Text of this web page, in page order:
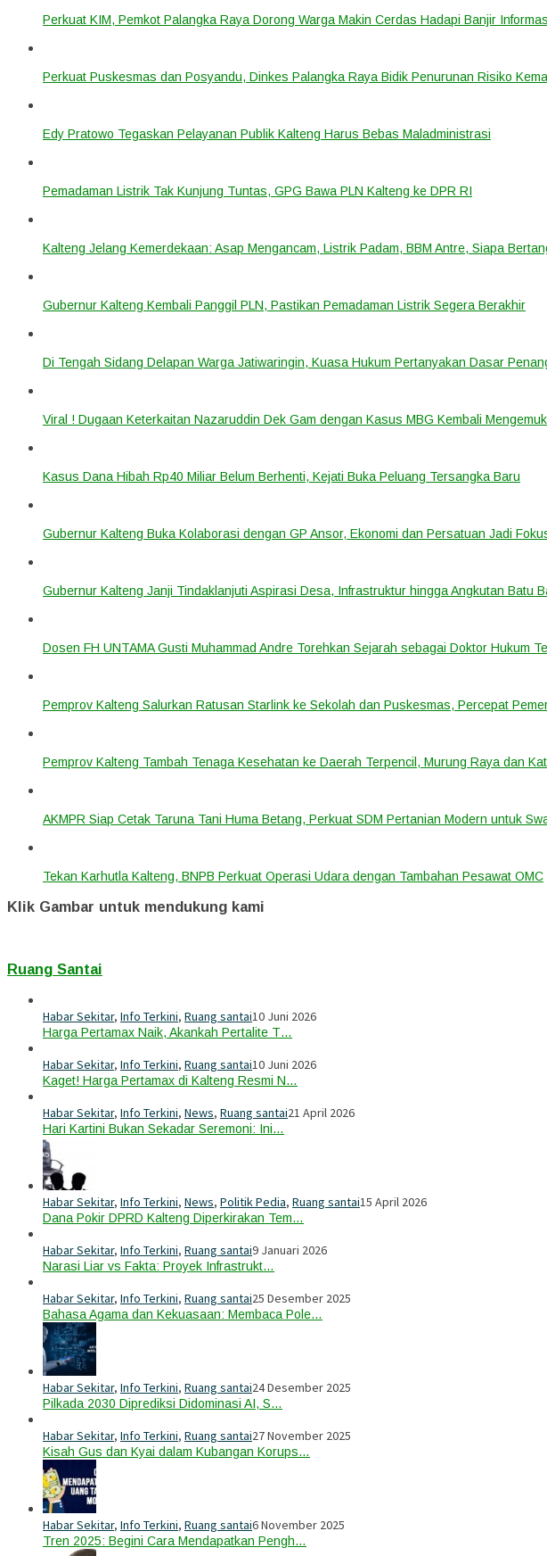
Perkuat KIM, Pemkot Palangka Raya Dorong Warga Makin Cerdas Hadapi Banjir
Perkuat Puskesmas dan Posyandu, Dinkes Palangka Raya Bidik Penurunan Risiko
Edy Pratowo Tegaskan Pelayanan Publik Kalteng Harus Bebas Maladministrasi
Pemadaman Listrik Tak Kunjung Tuntas, GPG Bawa PLN Kalteng ke DPR RI
Kalteng Jelang Kemerdekaan: Asap Mengancam, Listrik Padam, BBM Antre, Siapa
Gubernur Kalteng Kembali Panggil PLN, Pastikan Pemadaman Listrik Segera Berakhir
Di Tengah Sidang Delapan Warga Jatiwaringin, Kuasa Hukum Pertanyakan Dasar
Viral ! Dugaan Keterkaitan Nazaruddin Dek Gam dengan Kasus MBG Kembali
Kasus Dana Hibah Rp40 Miliar Belum Berhenti, Kejati Buka Peluang Tersangka Baru
Gubernur Kalteng Buka Kolaborasi dengan GP Ansor, Ekonomi dan Persatuan Jadi
Gubernur Kalteng Janji Tindaklanjuti Aspirasi Desa, Infrastruktur hingga Angkutan Batu
Dosen FH UNTAMA Gusti Muhammad Andre Torehkan Sejarah sebagai Doktor Hukum
Pemprov Kalteng Salurkan Ratusan Starlink ke Sekolah dan Puskesmas, Percepat
Pemprov Kalteng Tambah Tenaga Kesehatan ke Daerah Terpencil, Murung Raya dan
AKMPR Siap Cetak Taruna Tani Huma Betang, Perkuat SDM Pertanian Modern untuk
Tekan Karhutla Kalteng, BNPB Perkuat Operasi Udara dengan Tambahan Pesawat OMC
Klik Gambar untuk mendukung kami
Ruang Santai
Habar Sekitar, Info Terkini, Ruang santai10 Juni 2026
Harga Pertamax Naik, Akankah Pertalite T…
Habar Sekitar, Info Terkini, Ruang santai10 Juni 2026
Kaget! Harga Pertamax di Kalteng Resmi N…
Habar Sekitar, Info Terkini, News, Ruang santai21 April 2026
Hari Kartini Bukan Sekadar Seremoni: Ini…
Habar Sekitar, Info Terkini, News, Politik Pedia, Ruang santai15 April 2026
Dana Pokir DPRD Kalteng Diperkirakan Tem…
Habar Sekitar, Info Terkini, Ruang santai9 Januari 2026
Narasi Liar vs Fakta: Proyek Infrastrukt…
Habar Sekitar, Info Terkini, Ruang santai25 Desember 2025
Bahasa Agama dan Kekuasaan: Membaca Pole…
Habar Sekitar, Info Terkini, Ruang santai24 Desember 2025
Pilkada 2030 Diprediksi Didominasi AI, S…
Habar Sekitar, Info Terkini, Ruang santai27 November 2025
Kisah Gus dan Kyai dalam Kubangan Korups…
Habar Sekitar, Info Terkini, Ruang santai6 November 2025
Tren 2025: Begini Cara Mendapatkan Pengh…